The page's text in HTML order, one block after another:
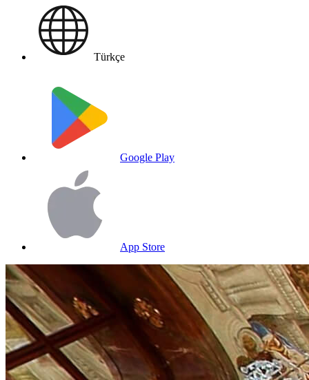
Türkçe
Google Play
App Store